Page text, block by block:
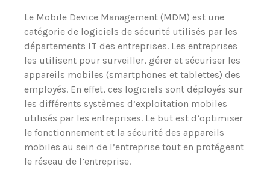
Le Mobile Device Management (MDM) est une
catégorie de logiciels de sécurité utilisés par les
départements IT des entreprises. Les entreprises
les utilisent pour surveiller, gérer et sécuriser les
appareils mobiles (smartphones et tablettes) des
employés. En effet, ces logiciels sont déployés sur
les différents systèmes d’exploitation mobiles
utilisés par les entreprises. Le but est d’optimiser
le fonctionnement et la sécurité des appareils
mobiles au sein de l’entreprise tout en protégeant
le réseau de l’entreprise.